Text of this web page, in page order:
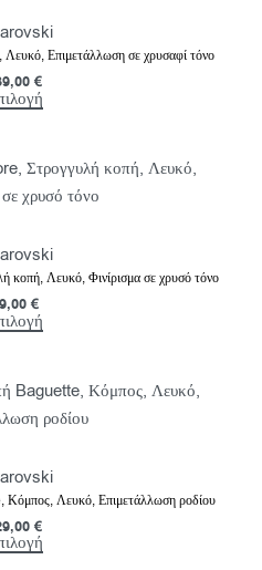
Επιμετάλλωση σε χρυσαφί τόνο
€
κοπή, Λευκό, Φινίρισμα σε χρυσό τόνο
€
Λευκό, Επιμετάλλωση ροδίου
€